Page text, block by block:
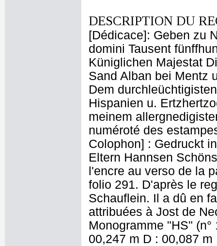
DESCRIPTION DU
[Dédicace]: Geben zu
domini Tausent
Küniglichen Majestat
Sand Alban bei Mentz
Dem
Hispanien u.
meinem
numéroté des
Colophon] : Gedruckt
Eltern Hannsen
l'encre au verso de la
folio 291. D'après le
Schauflein. Il a dû en
attribuées à Jost de
Monogramme "HS"
00,247 m D : 00,087